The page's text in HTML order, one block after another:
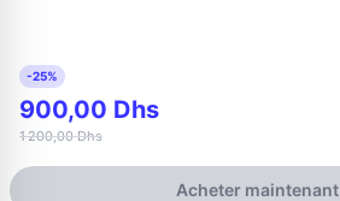
-25%
900,00 Dhs
1 200,00 Dhs
Acheter maintenant